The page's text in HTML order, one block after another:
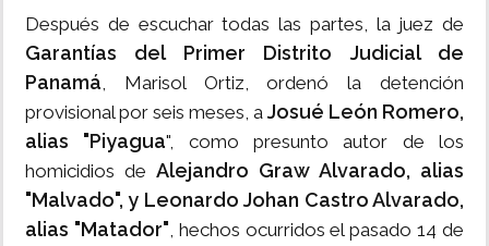
Después de escuchar todas las partes, la juez de
Garantías del Primer Distrito Judicial de
Panamá, Marisol Ortiz, ordenó la detención
provisional por seis meses, a Josué León Romero,
alias "Piyagua", como presunto autor de los
homicidios de Alejandro Graw Alvarado, alias
"Malvado", y Leonardo Johan Castro Alvarado,
alias "Matador", hechos ocurridos el pasado 14 de